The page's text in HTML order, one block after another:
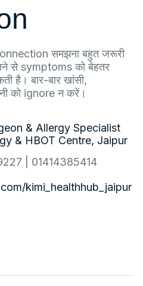
समझना बहुत जरूरी
से symptoms को बेहतर
है। बार-बार खांसी,
को ignore न करें।
& Allergy Specialist
& HBOT Centre, Jaipur
| 01414385414
kimi_healthhub_jaipur